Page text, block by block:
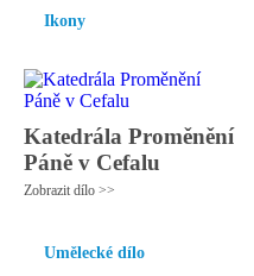
Ikony
Katedrála Proměnění
Páně v Cefalu
Zobrazit dílo >>
Umělecké dílo